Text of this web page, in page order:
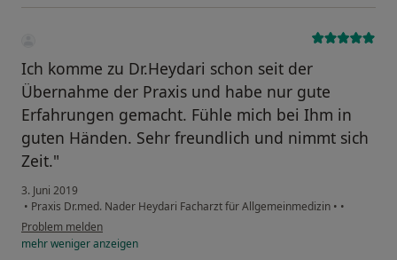
Ich komme zu Dr.Heydari schon seit der
Übernahme der Praxis und habe nur gute
Erfahrungen gemacht. Fühle mich bei Ihm in
guten Händen. Sehr freundlich und nimmt sich
Zeit."
3. Juni 2019
• Praxis Dr.med. Nader Heydari Facharzt für Allgemeinmedizin • •
Problem melden
mehrwenigeranzeigen